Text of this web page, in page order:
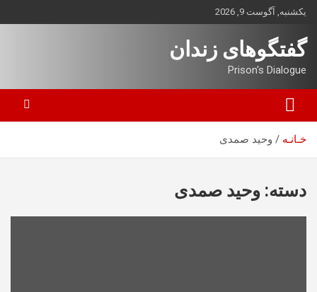
بروید
یکشنبه, آگوست 9, 2026
گفتگوهای زندان
Prison's Dialogue
خـانـه وحید صمدی
دسته: وحید صمدی